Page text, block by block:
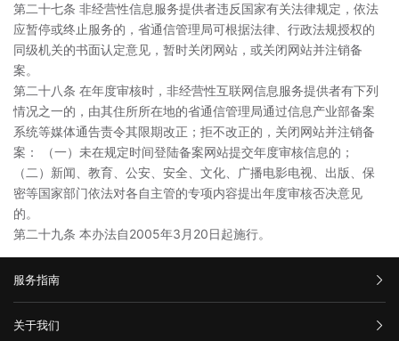
第二十七条 非经营性信息服务提供者违反国家有关法律规定，依法
应暂停或终止服务的，省通信管理局可根据法律、行政法规授权的
同级机关的书面认定意见，暂时关闭网站，或关闭网站并注销备
案。
第二十八条 在年度审核时，非经营性互联网信息服务提供者有下列
情况之一的，由其住所所在地的省通信管理局通过信息产业部备案
系统等媒体通告责令其限期改正；拒不改正的，关闭网站并注销备
案： （一）未在规定时间登陆备案网站提交年度审核信息的；
（二）新闻、教育、公安、安全、文化、广播电影电视、出版、保
密等国家部门依法对各自主管的专项内容提出年度审核否决意见
的。
第二十九条 本办法自2005年3月20日起施行。
服务指南
汇款信息
关于我们